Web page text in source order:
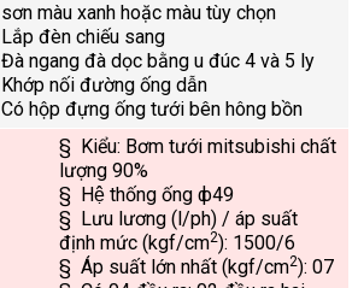
sơn màu xanh hoặc màu tùy chọn
Lắp đèn chiếu sang
Đà ngang đà dọc bằng u đúc 4 và 5 ly
Khớp nối đường ống dẫn
Có hộp đựng ống tưới bên hông bồn
§ Kiểu: Bơm tưới mitsubishi chất
lượng 90%
§ Hệ thống ống ф49
§ Lưu lương (l/ph) / áp suất
định mức (kgf/cm2): 1500/6
§ Áp suất lớn nhất (kgf/cm2): 07